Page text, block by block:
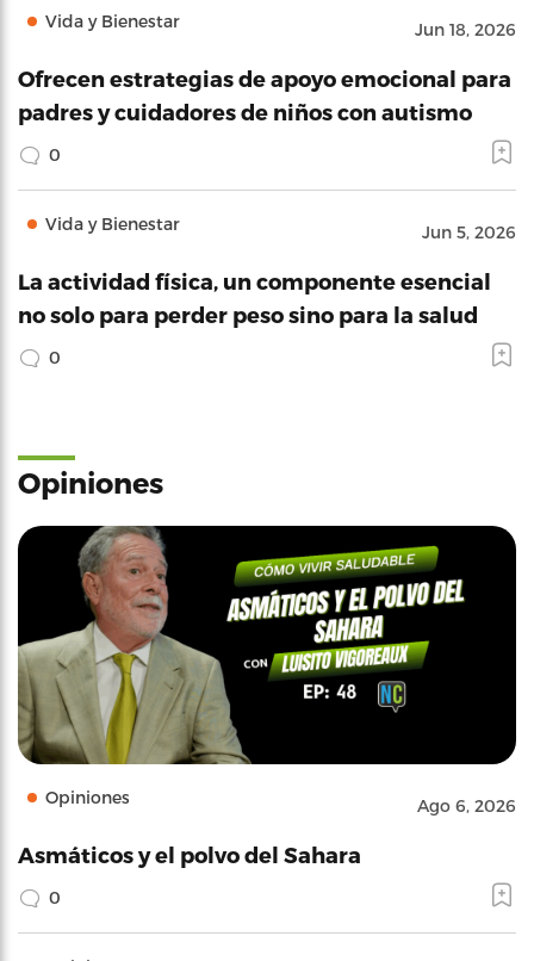
Vida y Bienestar Jun 18, 2026
Ofrecen estrategias de apoyo emocional para
padres y cuidadores de niños con autismo
0
Vida y Bienestar Jun 5, 2026
La actividad física, un componente esencial
no solo para perder peso sino para la salud
0
Opiniones
Opiniones Ago 6, 2026
Asmáticos y el polvo del Sahara
0